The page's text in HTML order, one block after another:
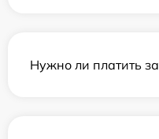
Нужно ли платить